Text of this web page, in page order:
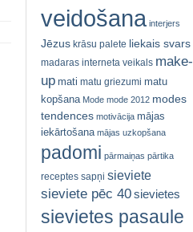
veidošana interjers
Jēzus krāsu palete liekais svars
madaras interneta veikals make-
up mati matu griezumi matu
kopšana Mode mode 2012 modes
tendences motivācija mājas
iekārtošana mājas uzkopšana
padomi pārmaiņas pārtika
receptes sapņi sieviete
sieviete pēc 40sievietes
sievietes pasaule